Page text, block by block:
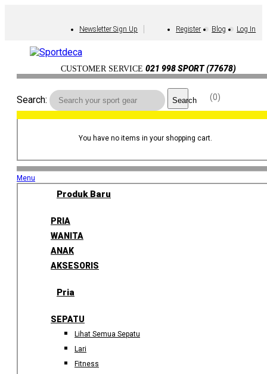
Newsletter Sign Up Register Blog Log In
CUSTOMER SERVICE 021 998 SPORT (77678)
0
Search: Search
You have no items in your shopping cart.
Menu
Produk Baru
PRIA
WANITA
ANAK
AKSESORIS
Pria
SEPATU
Lihat Semua Sepatu
Lari
Fitness